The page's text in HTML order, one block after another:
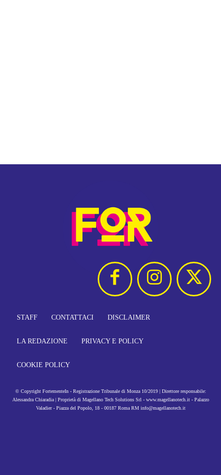
STAFF CONTATTACI DISCLAIMER
LA REDAZIONE PRIVACY E POLICY
COOKIE POLICY
© Copyright FortementeIn - Registrazione Tribunale di Monza 10/2019 | Direttore responsabile:
Alessandra Chiaradia | Proprietà di Magellano Tech Solutions Srl - www.magellanotech.it - Palazzo
Valadier - Piazza del Popolo, 18 - 00187 Roma RM info@magellanotech.it